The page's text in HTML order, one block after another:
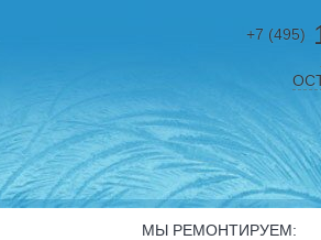
+7 (495)
МЫ РЕМОНТИРУЕМ: